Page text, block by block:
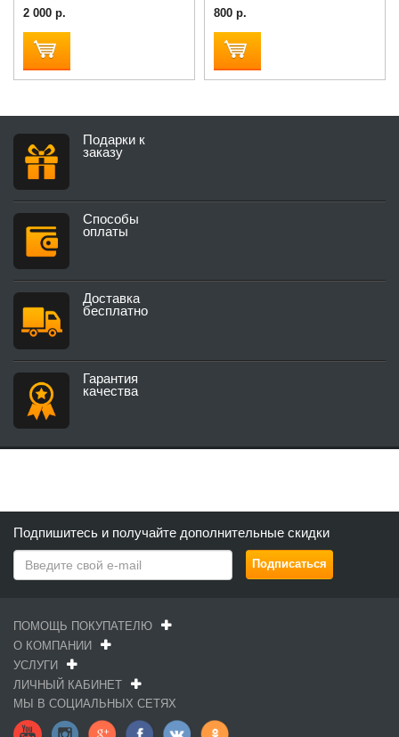
2 000 р. 800 р.
Подарки к
заказу
Способы
оплаты
Доставка
бесплатно
Гарантия
качества
Подпишитесь и получайте дополнительные скидки
ПОМОЩЬ ПОКУПАТЕЛЮ
О КОМПАНИИ
УСЛУГИ
ЛИЧНЫЙ КАБИНЕТ
МЫ В СОЦИАЛЬНЫХ СЕТЯХ